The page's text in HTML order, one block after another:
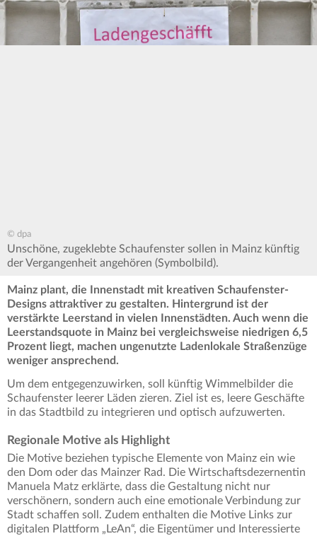
© dpa
Unschöne, zugeklebte Schaufenster sollen in Mainz künftig
der Vergangenheit angehören (Symbolbild).
Mainz plant, die Innenstadt mit kreativen Schaufenster-
Designs attraktiver zu gestalten. Hintergrund ist der
verstärkte Leerstand in vielen Innenstädten. Auch wenn die
Leerstandsquote in Mainz bei vergleichsweise niedrigen 6,5
Prozent liegt, machen ungenutzte Ladenlokale Straßenzüge
weniger ansprechend.
Um dem entgegenzuwirken, soll künftig Wimmelbilder die
Schaufenster leerer Läden zieren. Ziel ist es, leere Geschäfte
in das Stadtbild zu integrieren und optisch aufzuwerten.
Regionale Motive als Highlight
Die Motive beziehen typische Elemente von Mainz ein wie
den Dom oder das Mainzer Rad. Die Wirtschaftsdezernentin
Manuela Matz erklärte, dass die Gestaltung nicht nur
verschönern, sondern auch eine emotionale Verbindung zur
Stadt schaffen soll. Zudem enthalten die Motive Links zur
digitalen Plattform „LeAn“, die Eigentümer und Interessierte